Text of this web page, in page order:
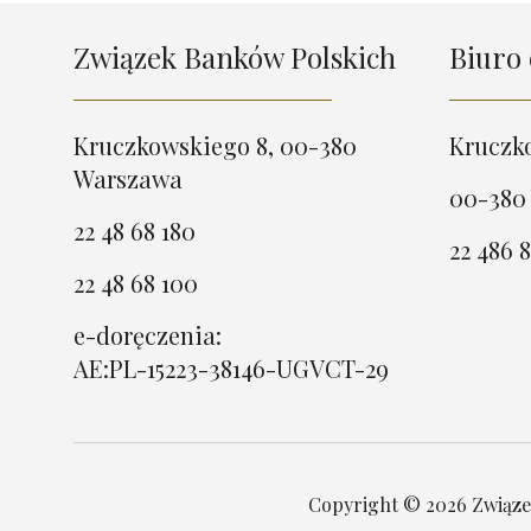
Związek Banków Polskich
Kruczkowskiego 8, 00-380
Warszawa
22 48 68 180
22 48 68 100
e-doręczenia:
AE:PL-15223-38146-UGVCT-29
Biuro
00-380
22 486
Copyright © 2026